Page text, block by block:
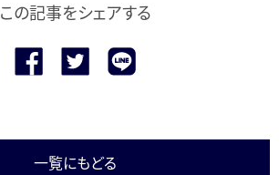
この記事をシェアする
一覧にもどる